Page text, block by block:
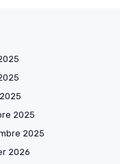
2025
2025
2026